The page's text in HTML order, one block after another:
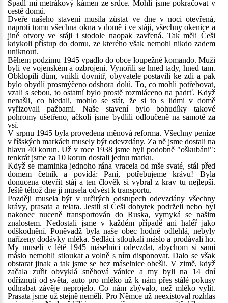
Spadl mi metrákový kámen ze srdce. Mohli jsme pokračovat v
cestě domů.
Dveře našeho stavení musila zůstat ve dne v noci otevřená,
naproti tomu všechna okna v domě i ve stáji, všechny okenice a
jiné otvory ve stáji i stodole naopak zavřená. Tak měli Češi
kdykoli přístup do domu, ze kterého však nemohl nikdo zadem
uniknout.
Během podzimu 1945 vpadlo do obce loupežné komando. Muži
byli ve vojenském a ozbrojeni. Vynořili se hned tady, hned tam.
Obklopili dům, vnikli dovnitř, obyvatele postavili ke zdi a pak
bylo obydlí prosmýčeno odshora dolů. To, co mohli potřebovat,
vzali s sebou, to ostatní bylo prostě rozmláceno na padrť. Když
nenašli, co hledali, mohlo se stát, že si to s lidmi v domě
vyřizovali pažbami. Naše stavení bylo bohudíky takové
pohromy ušetřeno, ačkoli jsme bydlili odloučeně na samotě za
vsí.
V srpnu 1945 byla provedena měnová reforma. Všechny peníze
v říšských markách musely být odevzdány. Za ně jsme dostali na
hlavu 40 korun. Už v roce 1938 jsme byli podobně "oškubáni":
tenkrát jsme za 10 korun dostali jednu marku.
Když se maminka jednoho rána vracela od mše svaté, stál před
domem četník a povídá: Paní, potřebujeme krávu! Byla
donucena otevřít stáj a ten člověk si vybral z krav tu nejlepší.
Ještě téhož dne ji musela odvést k transportu.
Později musela být v určitých odstupech odevzdány všechny
krávy, prasata a telata. Jestli si Češi dobytek podrželi nebo byl
nakonec nuceně transportován do Ruska, vymyká se našim
znalostem. Nedostali jsme v každém případě ani haléř jako
odškodnění. Poněvadž byla naše obec hodně odlehlá, nebyly
nařízeny dodávky mléka. Sedláci stloukali máslo a prodávali ho.
My museli v létě 1945 máselnici odevzdat, abychom si sami
máslo nemohli stloukat a volně s ním disponovat. Dalo se však
obstarat jinak a tak jsme se bez máselnice obešli. V zimě, když
začala zuřit obvyklá sněhová vánice a my byli na 14 dní
odříznuti od světa, auto pro mléko už k nám přes stálé pokusy
odhrabat závěje neprojelo. Co nám zbývalo, než mléko vylít.
Prasata jsme už stejně neměli. Pro Němce už neexistoval rozhlas